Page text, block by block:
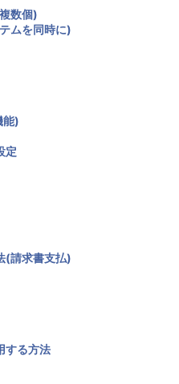
数個)
ムを同時に)
能)
定
(請求書支払)
する方法